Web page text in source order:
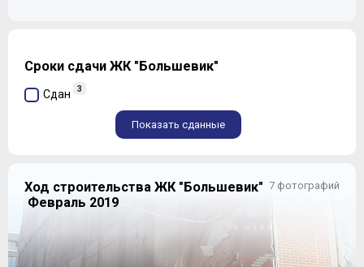
Сроки сдачи ЖК "Большевик"
Сдан 3
Показать сданные
7 фотографий
Ход строительства ЖК "Большевик"
Февраль 2019